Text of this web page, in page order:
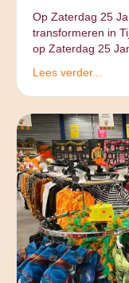
Op Zaterdag 25
transformeren in
op Zaterdag 25
Lees verder...